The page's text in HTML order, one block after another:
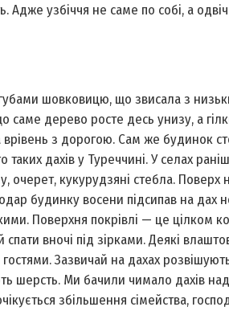
Адже узбіччя не саме по собі, а
шовковицю, що звисала з
саме дерево росте десь унизу, а
з дорогою. Сам же будинок
дахів у Туреччині. У селах
очерет, кукурудзяні стебла.
будинку восени підсипав на дах
Поверхня покрівлі — це цілком
вночі під зірками. Деякі
Зазвичай на дахах
шерсть. Ми бачили чимало дахів
збільшення сімейства,